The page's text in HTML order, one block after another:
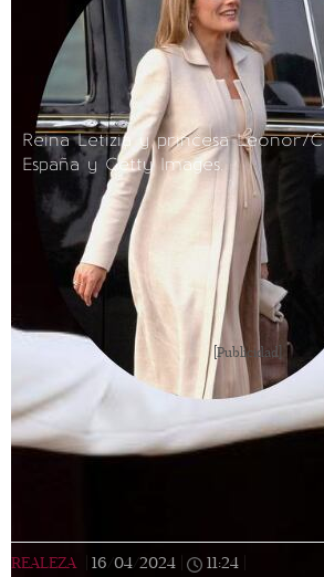
Reina Letizia y princesa Leonor/
España y Getty Images.
[Publicidad]
REALEZA 16/04/2024 11:24